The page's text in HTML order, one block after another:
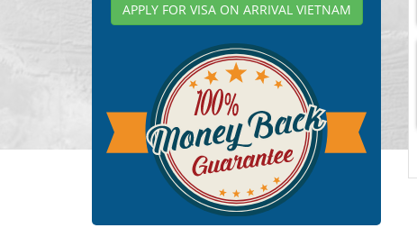
APPLY FOR VISA ON ARRIVAL VIETNAM